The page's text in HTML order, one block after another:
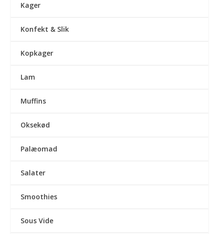
Kager
Konfekt & Slik
Kopkager
Lam
Muffins
Oksekød
Palæomad
Salater
Smoothies
Sous Vide